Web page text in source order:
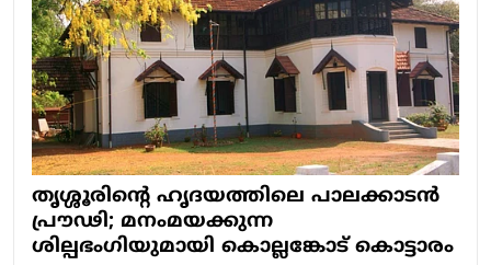
തൃശ്ശൂരിന്റെ ഹൃദയത്തിലെ പാലക്കാടൻ
പ്രൗഢി; മനംമയക്കുന്ന
ശില്പഭംഗിയുമായി കൊല്ലങ്കോട് കൊട്ടാരം